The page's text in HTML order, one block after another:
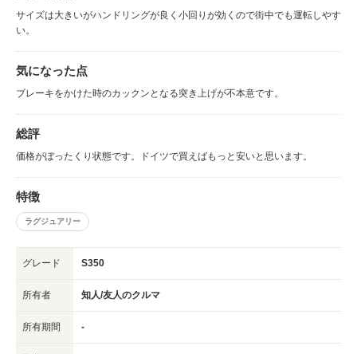
サイズは大きいがハンドリングが良く小回りが効くので街中でも運転しやす
い。
気になった点
ブレーキをかけた時のカックンとなる突き上げが不本意です。
総評
価格がぼったくり状態です。ドイツで買えばもっと安いと思います。
特徴
ラグジュアリー
グレード S350
所有者 知人/友人のクルマ
所有期間 -